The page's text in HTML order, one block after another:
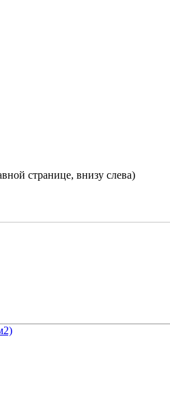
странице, внизу слева)